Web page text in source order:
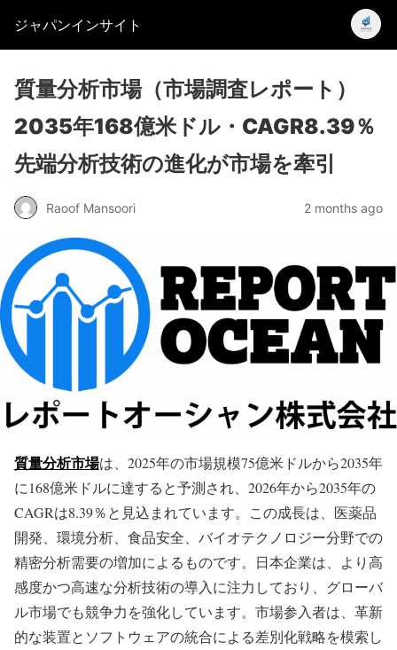
ジャパンインサイト
質量分析市場（市場調査レポート）
2035年168億米ドル・CAGR8.39％
先端分析技術の進化が市場を牽引
Raoof Mansoori 2 months ago
質量分析市場は、2025年の市場規模75億米ドルから2035年
に168億米ドルに達すると予測され、2026年から2035年の
CAGRは8.39％と見込まれています。この成長は、医薬品
開発、環境分析、食品安全、バイオテクノロジー分野での
精密分析需要の増加によるものです。日本企業は、より高
感度かつ高速な分析技術の導入に注力しており、グローバ
ル市場でも競争力を強化しています。市場参入者は、革新
的な装置とソフトウェアの統合による差別化戦略を模索し